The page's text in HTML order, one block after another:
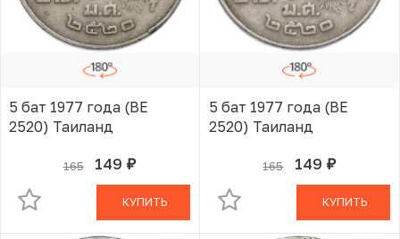
5 бат 1977 года (BE
2520) Таиланд
165 149 руб.
В КОРЗИНЕ
КУПИТЬ
5 бат 1977 года (BE
2520) Таиланд
165 149 руб.
В КОРЗИНЕ
КУПИТЬ